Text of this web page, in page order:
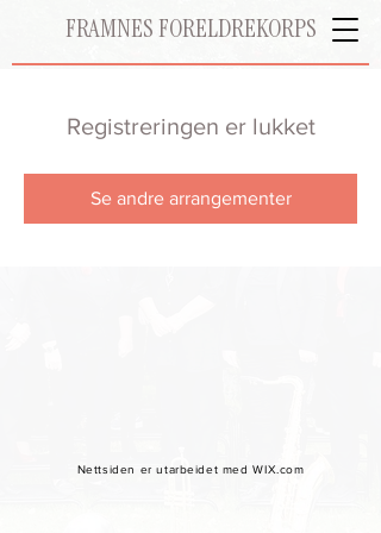
FRAMNES FORELDREKORPS
Registreringen er lukket
Se andre arrangementer
Nettsiden er utarbeidet med WIX.com